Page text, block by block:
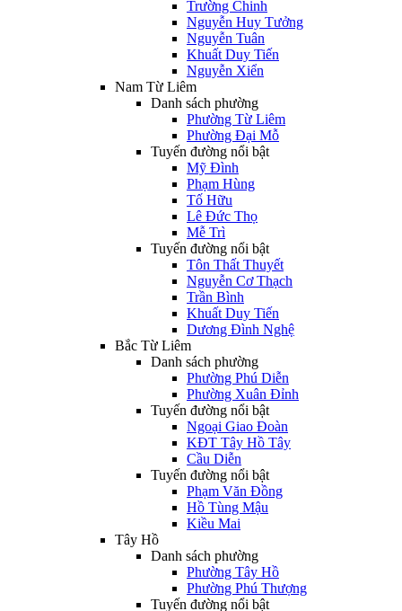
Trường Chinh
Nguyễn Huy Tưởng
Nguyễn Tuân
Khuất Duy Tiến
Nguyễn Xiển
Nam Từ Liêm
Danh sách phường
Phường Từ Liêm
Phường Đại Mỗ
Tuyến đường nổi bật
Mỹ Đình
Phạm Hùng
Tố Hữu
Lê Đức Thọ
Mễ Trì
Tuyến đường nổi bật
Tôn Thất Thuyết
Nguyễn Cơ Thạch
Trần Bình
Khuất Duy Tiến
Dương Đình Nghệ
Bắc Từ Liêm
Danh sách phường
Phường Phú Diễn
Phường Xuân Đỉnh
Tuyến đường nổi bật
Ngoại Giao Đoàn
KĐT Tây Hồ Tây
Cầu Diễn
Tuyến đường nổi bật
Phạm Văn Đồng
Hồ Tùng Mậu
Kiều Mai
Tây Hồ
Danh sách phường
Phường Tây Hồ
Phường Phú Thượng
Tuyến đường nổi bật